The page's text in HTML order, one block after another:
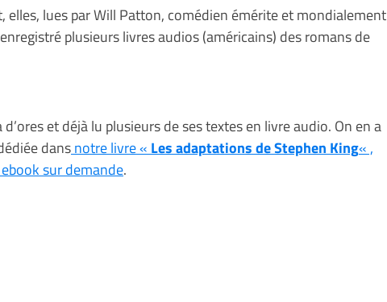
elles, lues par Will Patton, comédien émérite et mondialement
plusieurs livres audios (américains) des romans de
et déjà lu plusieurs de ses textes en livre audio. On en a
dansnotre livre « Les adaptations de Stephen King« ,
sur demande.